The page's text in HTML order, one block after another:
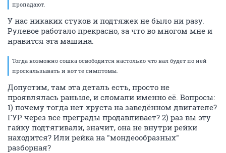
пропадают.
У нас никаких стуков и подтяжек не было ни разу.
Рулевое работало прекрасно, за что во многом мне и
нравится эта машина.
Тогда возможно сошка освободится настолько что вал будет по ней
проскальзывать и вот те симптомы.
Допустим, там эта деталь есть, просто не
проявлялась раньше, и сломали именно её. Вопросы:
1) почему тогда нет хруста на заведённом двигателе?
ГУР через все преграды продавливает? 2) раз вы эту
гайку подтягивали, значит, она не внутри рейки
находится? Или рейка на "мондеообразных"
разборная?